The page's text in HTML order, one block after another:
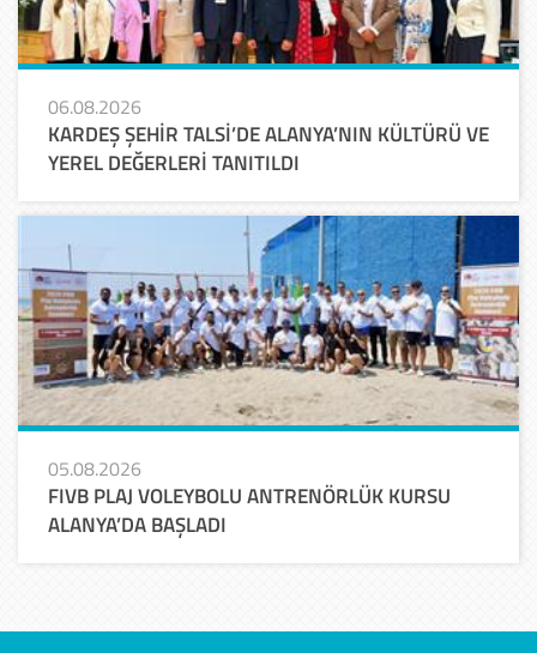
06.08.2026
KARDEŞ ŞEHİR TALSİ’DE ALANYA’NIN KÜLTÜRÜ VE
YEREL DEĞERLERİ TANITILDI
05.08.2026
FIVB PLAJ VOLEYBOLU ANTRENÖRLÜK KURSU
ALANYA’DA BAŞLADI